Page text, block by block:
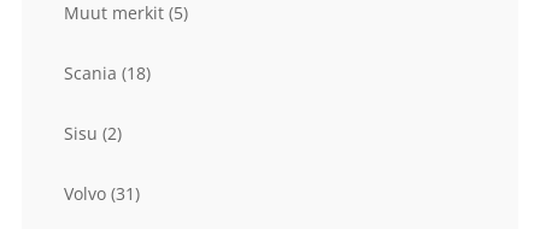
Muut merkit (5)
Scania (18)
Sisu (2)
Volvo (31)